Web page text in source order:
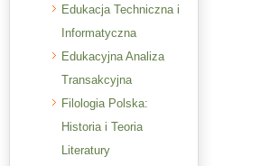
Edukacja Techniczna i
Informatyczna
Edukacyjna Analiza
Transakcyjna
Filologia Polska:
Historia i Teoria
Literatury